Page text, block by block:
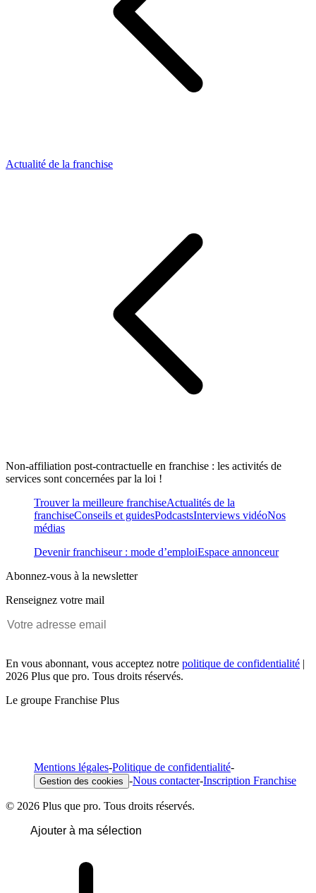
Actualité de la franchise
Non-affiliation post-contractuelle en franchise : les activités de
services sont concernées par la loi !
Trouver la meilleure franchiseActualités de la
franchiseConseils et guidesPodcastsInterviews vidéoNos
médias
Devenir franchiseur : mode d’emploiEspace annonceur
Abonnez-vous à la newsletter
Renseignez votre mail
En vous abonnant, vous acceptez notre politique de confidentialité |
2026 Plus que pro. Tous droits réservés.
Le groupe Franchise Plus
Mentions légales-Politique de confidentialité-
Gestion des cookies -Nous contacter-Inscription Franchise
© 2026 Plus que pro. Tous droits réservés.
Ajouter à ma sélection